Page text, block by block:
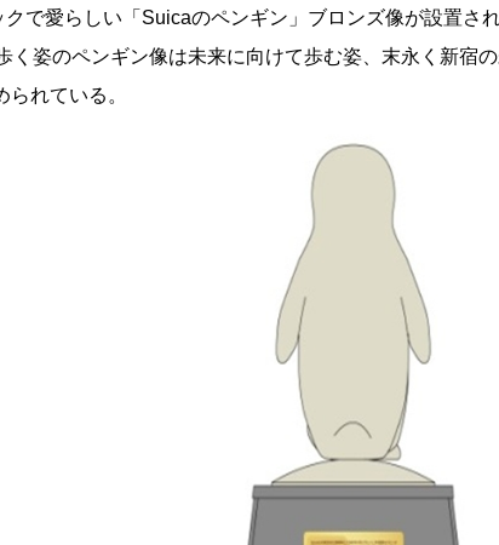
で愛らしい「Suicaのペンギン」ブロンズ像が設置さ
く姿のペンギン像は未来に向けて歩む姿、末永く新宿
れている。